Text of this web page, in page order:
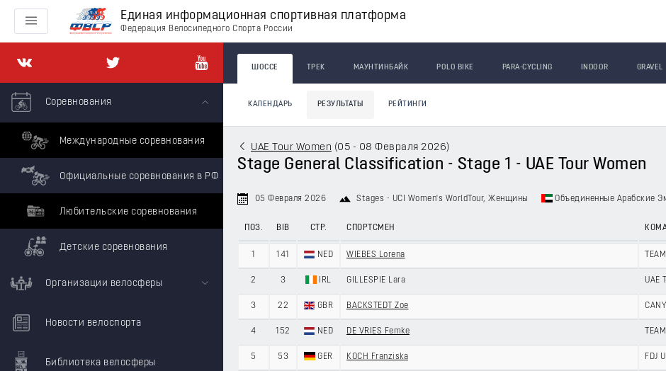
Единая информационная спортивная платформа
Федерация Велосипедного Спорта России
Соревнования
Международные соревнования
Официальные соревнования в РФ
Любительские соревнования
Детские соревнования
Организации велосферы
Новости велоспорта
Библиотека велосферы
ШОССЕ ТРЕК МАУНТИНБАЙК POLO BIKE PARA-CYCLING INDOOR GRAVEL
КАЛЕНДАРЬ РЕЗУЛЬТАТЫ РЕЙТИНГИ
UAE Tour Women (05 - 08 Февраля 2026)
Stage General Classification - Stage 1 - UAE Tour Women
05 Февраля 2026 Stages - UCI Women's WorldTour, Женщины Объединенные Арабские
ПОЗ. BIB СТР. СПОРТСМЕН
1 141 NED WIEBES Lorena
2 3 IRL GILLESPIE Lara UAE
3 22 GBR BACKSTEDT Zoe
4 152 NED DE VRIES Femke
5 53 GER KOCH Franziska FDJ